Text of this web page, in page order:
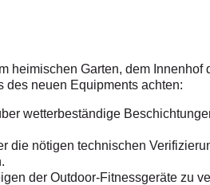
heimischen Garten, dem
des neuen Equipments achten:
wetterbeständige
die nötigen technischen
der Outdoor-Fitnessgeräte zu